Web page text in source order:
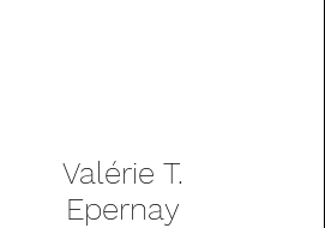
Valérie T.
Epernay